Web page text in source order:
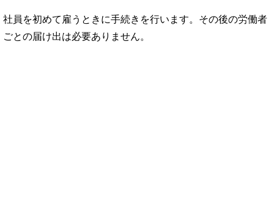
社員を初めて雇うときに手続きを行います。その後の労働者
ごとの届け出は必要ありません。